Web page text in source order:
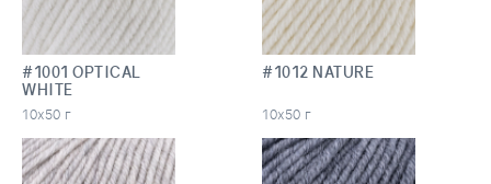
#1001 OPTICAL
WHITE
10х50 г
#1012 NATURE
10х50 г